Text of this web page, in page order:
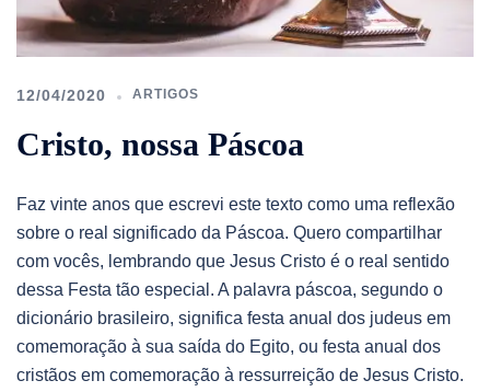
12/04/2020 ARTIGOS
Cristo, nossa Páscoa
Faz vinte anos que escrevi este texto como uma reflexão
sobre o real significado da Páscoa. Quero compartilhar
com vocês, lembrando que Jesus Cristo é o real sentido
dessa Festa tão especial. A palavra páscoa, segundo o
dicionário brasileiro, significa festa anual dos judeus em
comemoração à sua saída do Egito, ou festa anual dos
cristãos em comemoração à ressurreição de Jesus Cristo.